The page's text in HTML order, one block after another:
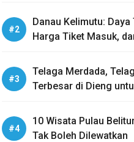
Danau Kelimutu: Daya
Harga Tiket Masuk,
Telaga Merdada,
Terbesar di Dieng
10 Wisata Pulau
Tak Boleh Dilewatkan